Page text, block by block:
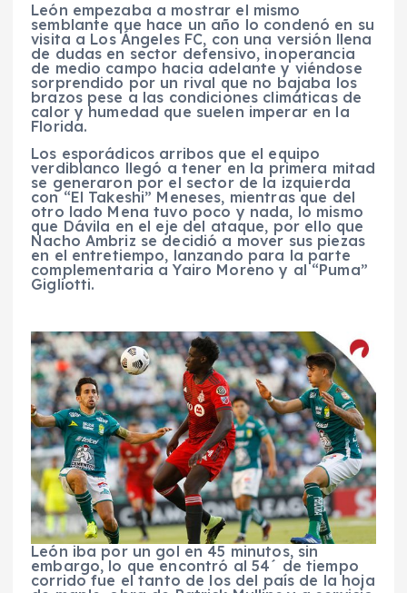
León empezaba a mostrar el mismo
semblante que hace un año lo condenó en su
visita a Los Ángeles FC, con una versión llena
de dudas en sector defensivo, inoperancia
de medio campo hacia adelante y viéndose
sorprendido por un rival que no bajaba los
brazos pese a las condiciones climáticas de
calor y humedad que suelen imperar en la
Florida.
Los esporádicos arribos que el equipo
verdiblanco llegó a tener en la primera mitad
se generaron por el sector de la izquierda
con “El Takeshi” Meneses, mientras que del
otro lado Mena tuvo poco y nada, lo mismo
que Dávila en el eje del ataque, por ello que
Nacho Ambriz se decidió a mover sus piezas
en el entretiempo, lanzando para la parte
complementaria a Yairo Moreno y al “Puma”
Gigliotti.
León iba por un gol en 45 minutos, sin
embargo, lo que encontró al 54´ de tiempo
corrido fue el tanto de los del país de la hoja